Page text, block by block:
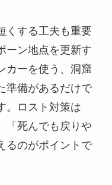
くする工夫も重要
ーン地点を更新す
カーを使う、洞窟
準備があるだけで
。ロスト対策は
「死んでも戻りや
るのがポイントで